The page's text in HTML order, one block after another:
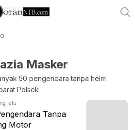
Masker
50 pengendara tanpa helm
Polsek
lalu
Tanpa
Motor